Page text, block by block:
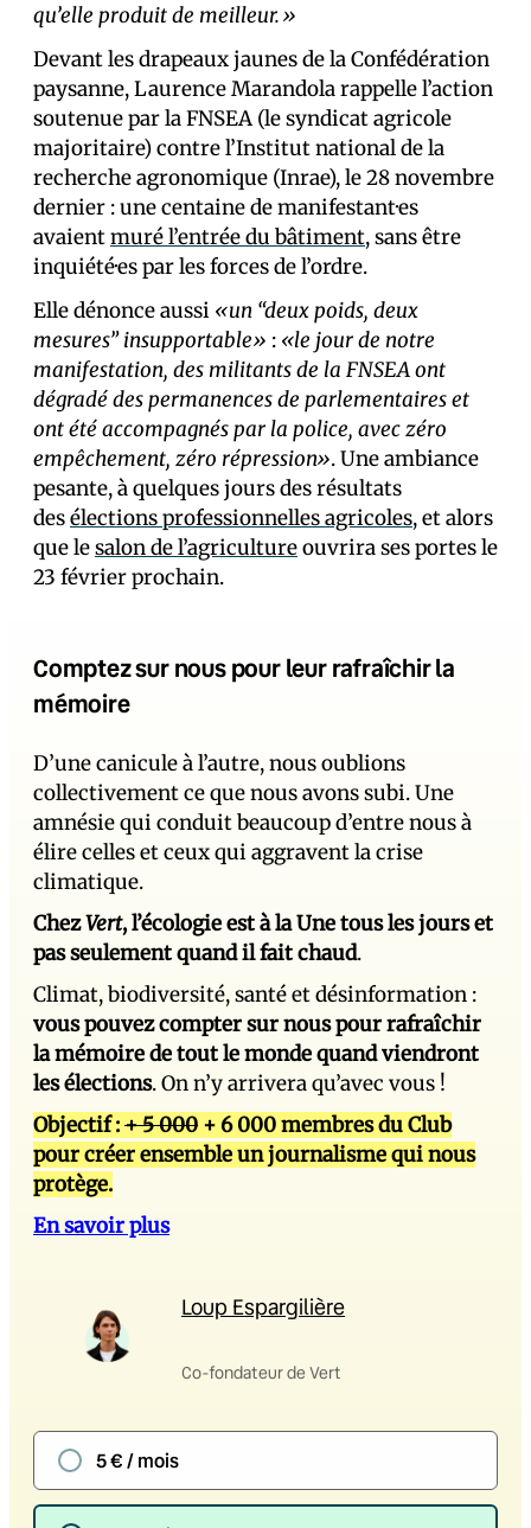
qu’elle produit de meilleur.»
Devant les drapeaux jaunes de la Confédération
paysanne, Laurence Marandola rappelle l’action
soutenue par la FNSEA (le syndicat agricole
majoritaire) contre l’Institut national de la
recherche agronomique (Inrae), le 28 novembre
dernier : une centaine de manifestant·es
avaientmuré l’entrée du bâtiment, sans être
inquiété·es par les forces de l’ordre.
Elle dénonce aussi «un “deux poids, deux
mesures” insupportable» : «le jour de notre
manifestation, des militants de la FNSEA ont
dégradé des permanences de parlementaires et
ont été accompagnés par la police, avec zéro
empêchement, zéro répression». Une ambiance
pesante, à quelques jours des résultats
desélections professionnelles agricoles, et alors
que lesalon de l’agricultureouvrira ses portes le
23 février prochain.
Comptez sur nous pour leur rafraîchir la
mémoire
D’une canicule à l’autre, nous oublions
collectivement ce que nous avons subi. Une
amnésie qui conduit beaucoup d’entre nous à
élire celles et ceux qui aggravent la crise
climatique.
ChezVert, l’écologie est à la Une tous les jours et
pas seulement quand il fait chaud.
Climat, biodiversité, santé et désinformation :
vous pouvez compter sur nous pour rafraîchir
la mémoire de tout le monde quand viendront
les élections. On n’y arrivera qu’avec vous !
Objectif :+ 5 000 + 6 000 membres du Club
pour créer ensemble un journalisme qui nous
protège.
En savoir plus
Loup Espargilière
Co-fondateur de Vert
5 € / mois